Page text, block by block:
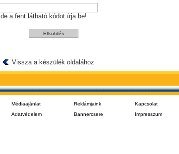
Ide a fent látható kódot írja be!
Vissza a készülék oldalához
Médiaajánlat
Adatvédelem
Reklámjaink
Bannercsere
Kapcsolat
Impresszum